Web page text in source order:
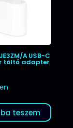
A USB-C
töltő adapter
teszem